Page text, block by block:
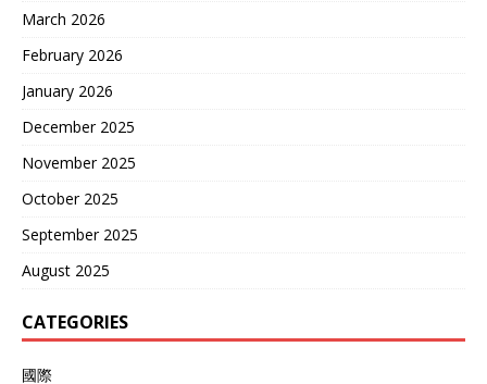
March 2026
February 2026
January 2026
December 2025
November 2025
October 2025
September 2025
August 2025
CATEGORIES
國際